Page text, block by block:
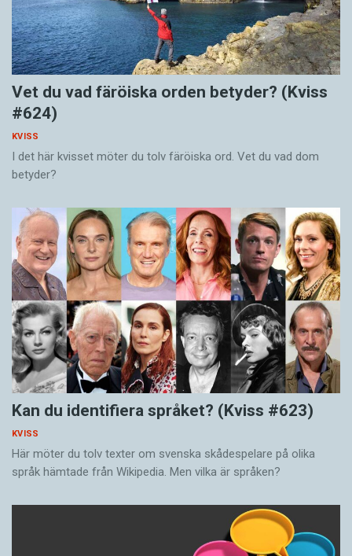
Vet du vad färöiska orden betyder? (Kviss
#624)
KVISS
I det här kvisset möter du tolv färöiska ord. Vet du vad dom
betyder?
Kan du identifiera språket? (Kviss #623)
KVISS
Här möter du tolv texter om svenska skådespelare på olika
språk hämtade från Wikipedia. Men vilka är språken?